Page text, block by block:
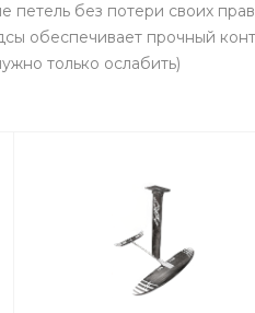
без потери своих
обеспечивает прочный
только ослабить)